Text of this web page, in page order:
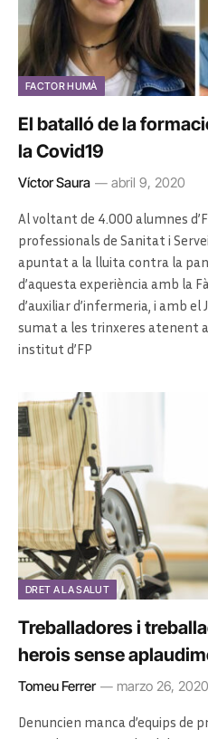
FACTOR HUMÀ
El batalló de la
la Covid19
Víctor Saura abril 9, 2020
Al voltant de 4.000 alumnes
professionals de Sanitat i
apuntat a la lluita contra la
d’aquesta experiència amb la
d’auxiliar d’infermeria, i amb el
sumat a les trinxeres atenent
institut d’FP
DRET A LA SALUT
Treballadores i
herois sense
Tomeu Ferrer marzo 26, 2020
Denuncien manca d’equips de